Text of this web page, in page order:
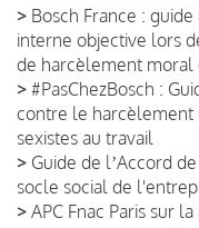
> Bosch France :
interne objective lors
de harcèlement moral
> #PasChezBosch :
contre le harcèlement
sexistes au travail
> Guide de lʼAccord
socle social de
> APC Fnac Paris sur